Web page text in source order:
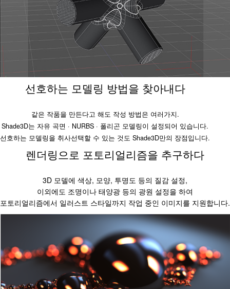
선호하는 모델링 방법을 찾아내다
같은 작품을 만든다고 해도 작성 방법은 여러가지.
Shade3D는 자유 곡면 · NURBS · 폴리곤 모델링이 설정되어 있습니다.
선호하는 모델링을 취사선택할 수 있는 것도 Shade3D만의 장점입니다.
렌더링으로 포토리얼리즘을 추구하다
3D 모델에 색상, 모양, 투명도 등의 질감 설정,
이외에도 조명이나 태양광 등의 광원 설정을 하여
포토리얼리즘에서 일러스트 스타일까지 작업 중인 이미지를 지원합니다.